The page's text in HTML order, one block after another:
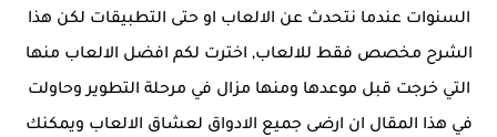
السنوات عندما نتحدث عن الالعاب او حتى التطبيقات لكن هذا
الشرح مخصص فقط للالعاب, اخترت لكم افضل الالعاب منها
التي خرجت قبل موعدها ومنها مزال في مرحلة التطوير وحاولت
في هذا المقال ان ارضى جميع الادواق لعشاق الالعاب ويمكنك